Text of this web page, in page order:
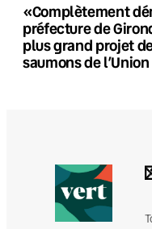
«Complètement
préfecture de
plus grand projet
saumons de